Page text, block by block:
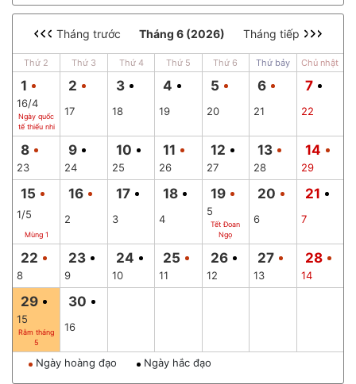
Tháng trước Tháng 6 (2026) Tháng tiếp
Thứ 2 Thứ 3 Thứ 4 Thứ 5 Thứ 6 Thứ bảy Chủ nhật
1
16/4
Ngày quốc
tế thiếu nhi
2
17
3
18
4
19
5
20
6
21
7
22
8
23
9
24
10
25
11
26
12
27
13
28
14
29
15
1/5
Mùng 1
16
2
17
3
18
4
19
5
Tết Đoan
Ngọ
20
6
21
7
22
8
23
9
24
10
25
11
26
12
27
13
28
14
29
15
Rằm tháng
5
30
16
Ngày hoàng đạo Ngày hắc đạo